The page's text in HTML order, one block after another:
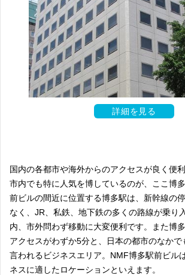
詳細を見る
国内の各都市や海外からのアクセスが良く便
市内でも特に人気を博しているのが、ここ博
前ビルの間近に位置する博多駅は、新幹線の
なく、JR、私鉄、地下鉄の多くの路線が乗り
内、市外問わず移動に大変便利です。また博
アクセスがわずか5分と、日本の都市のなかで
言われるビジネスエリア。NMF博多駅前ビル
ネスに適したロケーションといえます。